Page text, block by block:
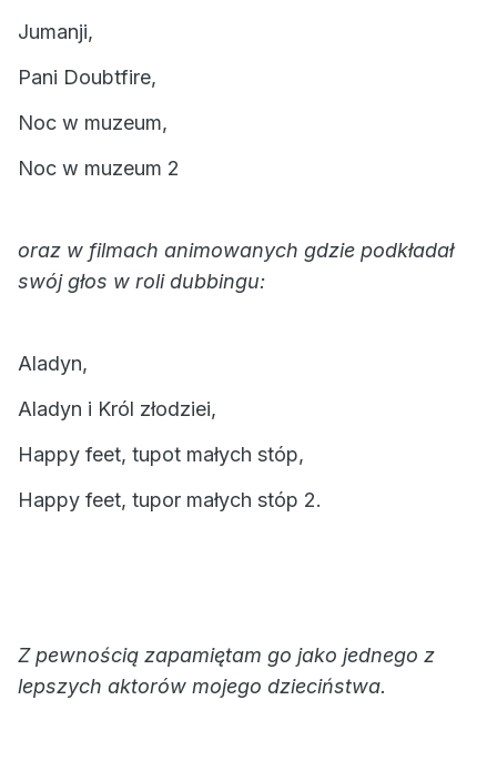
Jumanji,
Pani Doubtfire,
Noc w muzeum,
Noc w muzeum 2
oraz w filmach animowanych gdzie podkładał
swój głos w roli dubbingu:
Aladyn,
Aladyn i Król złodziei,
Happy feet, tupot małych stóp,
Happy feet, tupor małych stóp 2.
Z pewnością zapamiętam go jako jednego z
lepszych aktorów mojego dzieciństwa.